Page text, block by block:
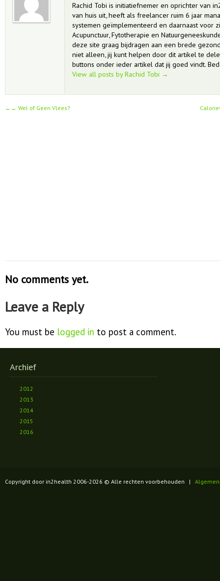
Rachid Tobi is initiatiefnemer en oprichter van
van huis uit, heeft als freelancer ruim 6 jaar
systemen geïmplementeerd en daarnaast voor
Acupunctuur, Fytotherapie en
deze site graag bijdragen aan een brede
niet alleen, jij kunt helpen door dit artikel te
buttons onder ieder artikel dat jij goed vindt.
View all posts by Rachid Tobi →
← Wel of Geen Vlees?
No comments yet.
Leave a Reply
You must be logged in to post a comment.
Archief
2012
2013
2014
2015
2016
Copyright door in2health 2006-2026 © Alle rechten voorbehouden |